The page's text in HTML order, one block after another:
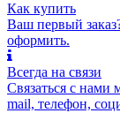
Как купить
Ваш первый
оформить.
Всегда на связи
Связаться с
mail, телефон,